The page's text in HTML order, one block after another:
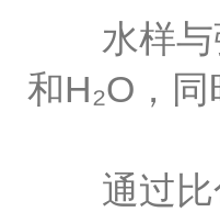
水样与强
和H₂O，同
通过比色